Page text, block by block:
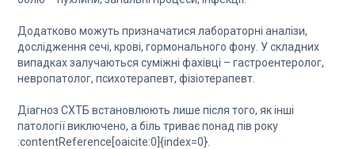
Додатково можуть призначатися лабораторні аналізи,
дослідження сечі, крові, гормонального фону. У складних
випадках залучаються суміжні фахівці – гастроентеролог,
невропатолог, психотерапевт, фізіотерапевт.
Діагноз СХТБ встановлюють лише після того, як інші
патології виключено, а біль триває понад пів року
:contentReference[oaicite:0]{index=0}.